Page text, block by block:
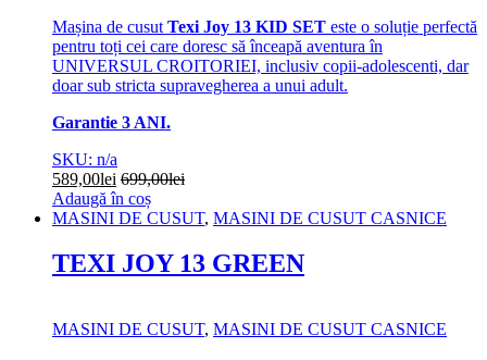
Mașina de cusut Texi Joy 13 KID SET este o soluție perfectă
pentru toți cei care doresc să înceapă aventura în
UNIVERSUL CROITORIEI, inclusiv copii-adolescenti, dar
doar sub stricta supravegherea a unui adult.
Garantie 3 ANI.
SKU: n/a
589,00lei 699,00lei
Adaugă în coș
MASINI DE CUSUT, MASINI DE CUSUT CASNICE
TEXI JOY 13 GREEN
MASINI DE CUSUT, MASINI DE CUSUT CASNICE